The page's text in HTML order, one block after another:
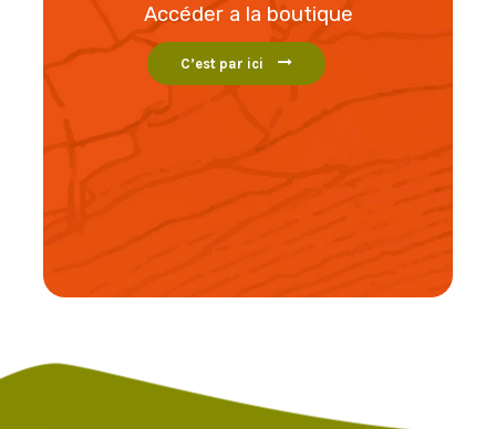
Accéder a la boutique
C’est par ici